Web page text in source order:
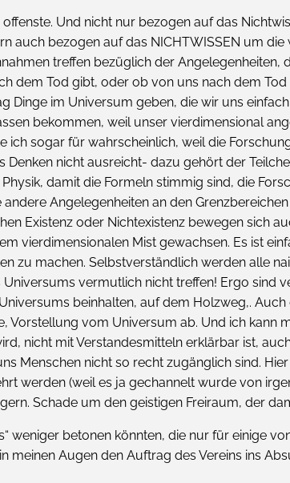
Und nicht nur bezogen auf das
auch bezogen auf das NICHTWISSEN um
treffen bezüglich der Angelegenheiten,
dem Tod gibt, oder ob von uns nach dem
Dinge im Universum geben, die wir uns
bekommen, weil unser vierdimensional
ich sogar für wahrscheinlich, weil die
nicht ausreicht- dazu gehört der
damit die Formeln stimmig sind, die
Angelegenheiten an den
Existenz oder Nichtexistenz bewegen sich
vierdimensionalen Mist gewachsen. Es ist
zu machen. Selbstverständlich werden alle
vermutlich nicht treffen! Ergo sind
beinhalten, auf dem Holzweg,.
Vorstellung vom Universum ab. Und ich kann
nicht mit Verstandesmitteln erklärbar ist,
Menschen nicht so recht zugänglich sind.
werden (weil es ja gechannelt wurde von
Schade um den geistigen Freiraum, der
weniger betonen könnten, die nur für einige
meinen Augen den Auftrag des Vereins ins